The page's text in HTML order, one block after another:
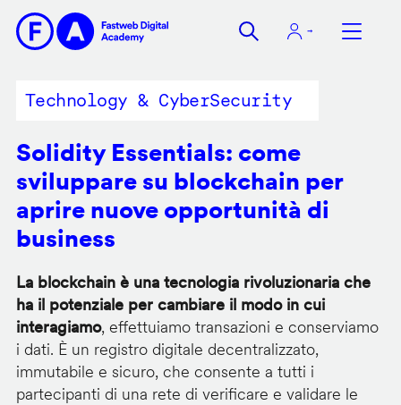
contenuto
Technology & CyberSecurity
Solidity Essentials: come
sviluppare su blockchain per
aprire nuove opportunità di
business
La blockchain è una tecnologia rivoluzionaria che
ha il potenziale per cambiare il modo in cui
interagiamo, effettuiamo transazioni e conserviamo
i dati. È un registro digitale decentralizzato,
immutabile e sicuro, che consente a tutti i
partecipanti di una rete di verificare e validare le